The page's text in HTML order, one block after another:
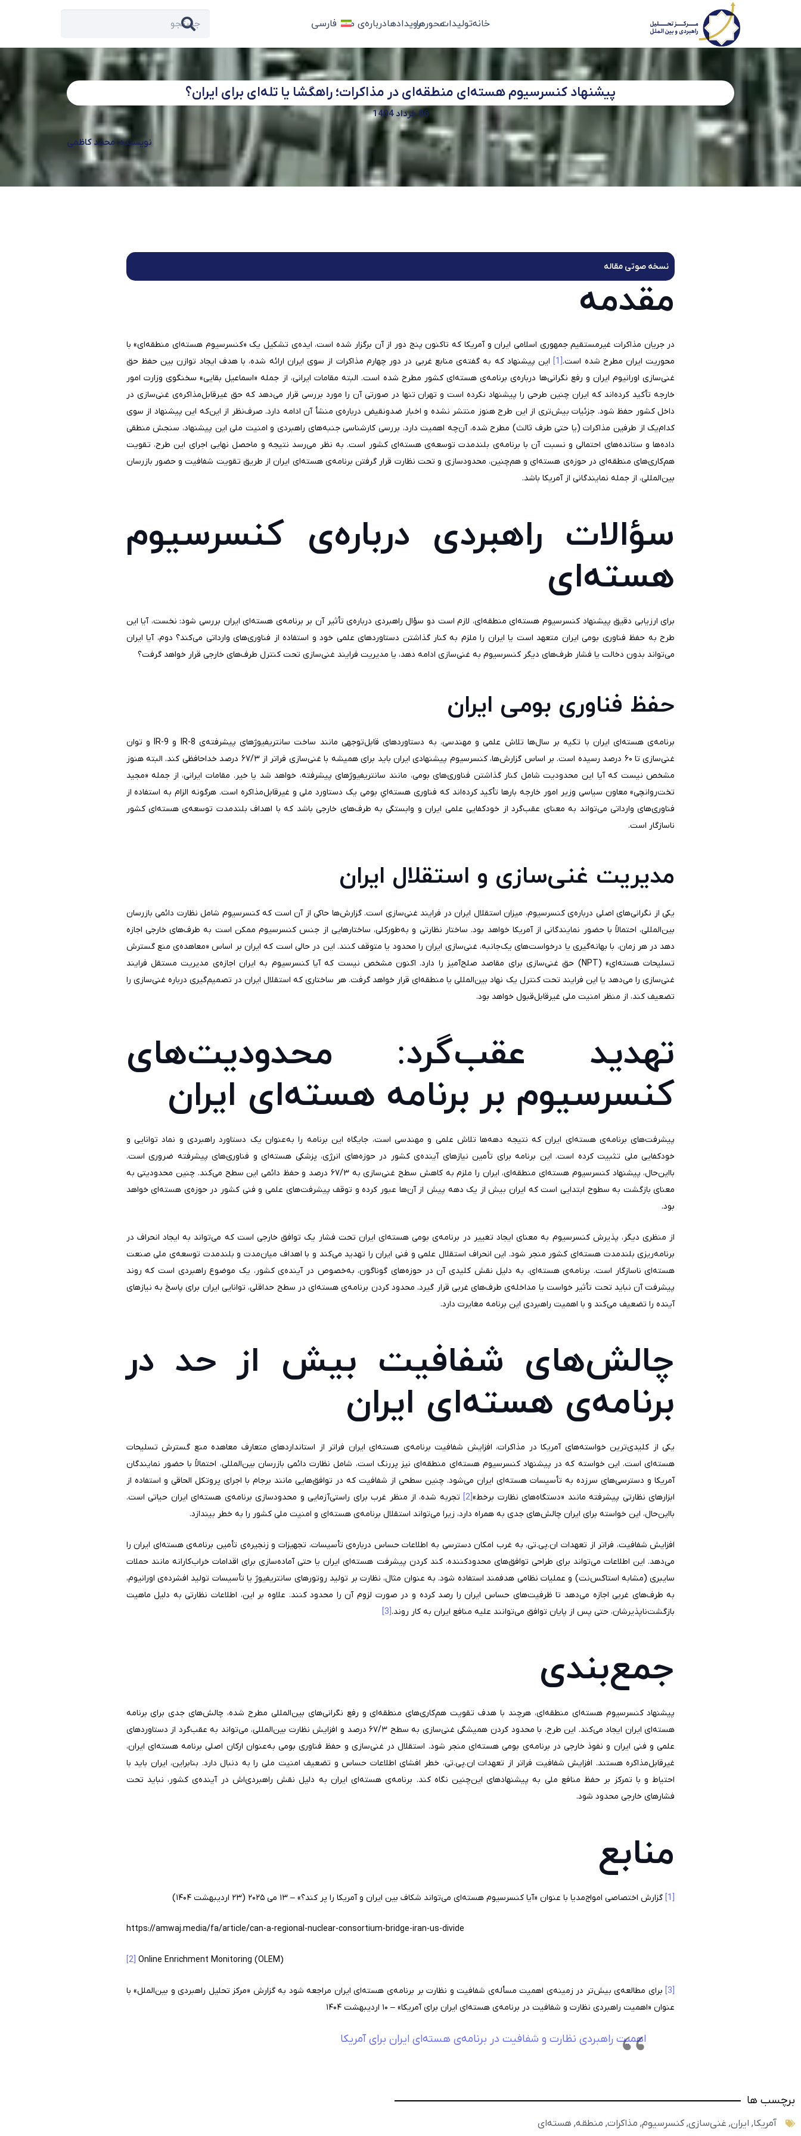
خانهتولیداتمحورهارویدادهادرباره‌ی ما فارسی
پیشنهاد کنسرسیوم هسته‌ای منطقه‌ای در مذاکرات؛ راهگشا یا تله‌ای برای ایران؟
06 خرداد 1404
نویسنده: محمد کاظمی
نسخه صوتی مقاله
مقدمه
در جریان مذاکرات غیرمستقیم جمهوری اسلامی ایران و آمریکا که تاکنون پنج دور از آن برگزار شده است، ایده‌ی تشکیل یک «کنسرسیوم هسته‌ای منطقه‌ای» با
محوریت ایران مطرح شده است.[1]
این پیشنهاد که به گفته‌ی منابع غربی در دور چهارم مذاکرات از سوی ایران ارائه شده، با هدف ایجاد توازن بین حفظ حق
غنی‌سازی اورانیوم ایران و رفع نگرانی‌ها درباره‌ی برنامه‌ی هسته‌ای کشور مطرح شده است. البته مقامات ایرانی، از جمله «اسماعیل بقایی» سخنگوی وزارت امور
خارجه تأکید کرده‌اند که ایران چنین طرحی را پیشنهاد نکرده است و تهران تنها در صورتی آن را مورد بررسی قرار می‌دهد که حق غیرقابل‌مذاکره‌ی غنی‌سازی در
داخل کشور حفظ شود. جزئیات بیش‌تری از این طرح هنوز منتشر نشده و اخبار ضدونقیض درباره‌ی منشأ آن ادامه دارد. صرف‌نظر از این‌که این پیشنهاد از سوی
کدام‌یک از طرفین مذاکرات (یا حتی طرف ثالث) مطرح شده، آن‌چه اهمیت دارد، بررسی کارشناسی جنبه‌های راهبردی و امنیت ملی این پیشنهاد، سنجش منطقی
داده‌ها و ستانده‌های احتمالی و نسبت آن با برنامه‌ی بلندمدت توسعه‌ی هسته‌ای کشور است. به نظر می‌رسد نتیجه و ماحصل نهایی اجرای این طرح، تقویت
هم‌کاری‌های منطقه‌ای در حوزه‌ی هسته‌ای و هم‌چنین، محدودسازی و تحت نظارت قرار گرفتن برنامه‌ی هسته‌ای ایران از طریق تقویت شفافیت و حضور بازرسان
بین‌المللی، از جمله نمایندگانی از آمریکا باشد.
سؤالات راهبردی درباره‌ی کنسرسیوم
هسته‌ای
برای ارزیابی دقیق پیشنهاد کنسرسیوم هسته‌ای منطقه‌ای، لازم است دو سؤال راهبردی درباره‌ی تأثیر آن بر برنامه‌ی هسته‌ای ایران بررسی شود: نخست، آیا این
طرح به حفظ فناوری بومی ایران متعهد است یا ایران را ملزم به کنار گذاشتن دستاوردهای علمی خود و استفاده از فناوری‌های وارداتی می‌کند؟ دوم، آیا ایران
می‌تواند بدون دخالت یا فشار طرف‌های دیگر کنسرسیوم به غنی‌سازی ادامه دهد، یا مدیریت فرایند غنی‌سازی تحت کنترل طرف‌های خارجی قرار خواهد گرفت؟
حفظ فناوری بومی ایران
برنامه‌ی هسته‌ای ایران با تکیه بر سال‌ها تلاش علمی و مهندسی، به دستاوردهای قابل‌توجهی مانند ساخت سانتریفیوژهای پیشرفته‌ی IR-8 و IR-9 و توان
غنی‌سازی تا
۶۰ درصد رسیده است. بر اساس گزارش‌ها، کنسرسیوم پیشنهادی ایران باید برای همیشه با غنی‌سازی فراتر از ۶۷/۳ درصد خداحافظی کند. البته هنوز
مشخص نیست که آیا این محدودیت شامل کنار گذاشتن فناوری‌های بومی، مانند سانتریفیوژهای پیشرفته، خواهد شد یا خیر. مقامات ایرانی، از جمله «مجید
تخت‌روانچی» معاون سیاسی وزیر امور خارجه بارها تأکید کرده‌اند که فناوری هسته‌ایِ بومی یک دستاورد ملی و غیرقابل‌مذاکره است. هرگونه الزام به استفاده از
فناوری‌های وارداتی می‌تواند به معنای عقب‌گرد از خودکفایی علمی ایران و وابستگی به طرف‌های خارجی باشد که با اهداف بلندمدت توسعه‌ی هسته‌ای کشور
ناسازگار است.
مدیریت غنی‌سازی و استقلال ایران
یکی از نگرانی‌های اصلی درباره‌ی کنسرسیوم، میزان استقلال ایران در فرایند غنی‌سازی است. گزارش‌ها حاکی از آن است که کنسرسیوم شامل نظارت دائمی بازرسان
بین‌المللی، احتمالاً با حضور نمایندگانی از آمریکا خواهد بود. ساختار نظارتی و به‌طورکلی، ساختارهایی از جنس کنسرسیوم ممکن است به طرف‌های خارجی اجازه
دهد در هر زمان، با بهانه‌گیری یا درخواست‌های یک‌جانبه، غنی‌سازی ایران را محدود یا متوقف کنند. این در حالی است که ایران بر اساس «معاهده‌ی منع گسترش
تسلیحات هسته‌ای» (NPT) حق غنی‌سازی برای مقاصد صلح‌آمیز را دارد. اکنون مشخص نیست که آیا کنسرسیوم به ایران اجازه‌ی مدیریت مستقل فرایند
غنی‌سازی را می‌دهد یا این فرایند تحت کنترل یک نهاد بین‌المللی یا منطقه‌ای قرار خواهد گرفت. هر ساختاری که استقلال ایران در تصمیم‌گیری درباره غنی‌سازی را
تضعیف کند، از منظر امنیت ملی غیرقابل‌قبول خواهد بود.
تهدید عقب‌گرد: محدودیت‌های
کنسرسیوم بر برنامه هسته‌ای ایران
پیشرفت‌های برنامه‌ی هسته‌ای ایران که نتیجه دهه‌ها تلاش علمی و مهندسی است، جایگاه این برنامه را به‌عنوان یک دستاورد راهبردی و نماد توانایی و
خودکفایی ملی تثبیت کرده است. این برنامه برای تأمین نیازهای آینده‌ی کشور در حوزه‌های انرژی، پزشکی هسته‌ای و فناوری‌های پیشرفته ضروری است.
بااین‌حال، پیشنهاد کنسرسیوم هسته‌ای منطقه‌ای، ایران را ملزم به کاهش سطح غنی‌سازی به ۶۷/۳ درصد و حفظ دائمی این سطح می‌کند. چنین محدودیتی به
معنای بازگشت به سطوح ابتدایی است که ایران بیش از یک دهه پیش از آن‌ها عبور کرده و توقف پیشرفت‌های علمی و فنی کشور در حوزه‌ی هسته‌ای خواهد
بود.
از منظری دیگر، پذیرش کنسرسیوم به معنای ایجاد تغییر در برنامه‌ی بومی هسته‌ای ایران تحت فشار یک توافق خارجی است که می‌تواند به ایجاد انحراف در
برنامه‌ریزی بلندمدت هسته‌ای کشور منجر شود. این انحراف استقلال علمی و فنی ایران را تهدید می‌کند و با اهداف میان‌مدت و بلندمدت توسعه‌ی ملی صنعت
هسته‌ای ناسازگار است. برنامه‌ی هسته‌ای، به دلیل نقش کلیدی آن در حوزه‌های گوناگون، به‌خصوص در آینده‌ی کشور، یک موضوع راهبردی است که روند
پیشرفت آن نباید تحت تأثیر خواست یا مداخله‌ی طرف‌های غربی قرار گیرد. محدود کردن برنامه‌ی هسته‌ای در سطح حداقلی، توانایی ایران برای پاسخ به نیازهای
آینده را تضعیف می‌کند و با اهمیت راهبردی این برنامه مغایرت دارد.
چالش‌های شفافیت بیش از حد در
برنامه‌ی هسته‌ای ایران
یکی از کلیدی‌ترین خواسته‌های آمریکا در مذاکرات، افزایش شفافیت برنامه‌ی هسته‌ای ایران فراتر از استانداردهای متعارف معاهده منع گسترش تسلیحات
هسته‌ای است. این خواسته که در پیشنهاد کنسرسیوم هسته‌ای منطقه‌ای نیز پررنگ است، شامل نظارت دائمی بازرسان بین‌المللی، احتمالاً با حضور نمایندگان
آمریکا و دسترسی‌های سرزده به تأسیسات هسته‌ای ایران می‌شود. چنین سطحی از شفافیت که در توافق‌هایی مانند برجام با اجرای پروتکل الحاقی و استفاده از
ابزارهای نظارتی پیشرفته مانند «دستگاه‌های نظارت برخط»[2]
تجربه شده، از منظر غرب برای راستی‌آزمایی و محدودسازی برنامه‌ی هسته‌ای ایران حیاتی است.
بااین‌حال، این خواسته برای ایران چالش‌های جدی به همراه دارد، زیرا می‌تواند استقلال برنامه‌ی هسته‌ای و امنیت ملی کشور را به خطر بیندازد.
افزایش شفافیت، فراتر از تعهدات ان.پی.تی، به غرب امکان دسترسی به اطلاعات حساس درباره‌ی تأسیسات، تجهیزات و زنجیره‌ی تأمین برنامه‌ی هسته‌ای ایران را
می‌دهد. این اطلاعات می‌تواند برای طراحی توافق‌های محدودکننده، کند کردن پیشرفت هسته‌ای ایران یا حتی آماده‌سازی برای اقدامات خراب‌کارانه مانند حملات
سایبری (مشابه استاکس‌نت) و عملیات نظامی هدفمند استفاده شود. به عنوان مثال، نظارت بر تولید روتورهای سانتریفیوژ یا تأسیسات تولید افشرده‌ی اورانیوم،
به طرف‌های غربی اجازه می‌دهد تا ظرفیت‌های حساس ایران را رصد کرده و در صورت لزوم آن را محدود کنند. علاوه بر این، اطلاعات نظارتی به دلیل ماهیت
بازگشت‌ناپذیرشان، حتی پس از پایان توافق می‌توانند علیه منافع ایران به کار روند.[3]
جمع‌بندی
پیشنهاد کنسرسیوم هسته‌ای منطقه‌ای، هرچند با هدف تقویت هم‌کاری‌های منطقه‌ای و رفع نگرانی‌های بین‌المللی مطرح شده، چالش‌های جدی برای برنامه
هسته‌ای ایران ایجاد می‌کند. این طرح، با محدود کردن همیشگی غنی‌سازی به سطح ۶۷/۳ درصد و افزایش نظارت بین‌المللی، می‌تواند به عقب‌گرد از دستاوردهای
علمی و فنی ایران و نفوذ خارجی در برنامه‌ی بومی هسته‌ای منجر شود. استقلال در غنی‌سازی و حفظ فناوری بومی به‌عنوان ارکان اصلی برنامه هسته‌ای ایران،
غیرقابل‌مذاکره هستند. افزایش شفافیت فراتر از تعهدات ان.پی.تی، خطر افشای اطلاعات حساس و تضعیف امنیت ملی را به دنبال دارد. بنابراین، ایران باید با
احتیاط و با تمرکز بر حفظ منافع ملی به پیشنهادهای این‌چنین نگاه کند. برنامه‌ی هسته‌ای ایران به دلیل نقش راهبردی‌اش در آینده‌ی کشور، نباید تحت
فشارهای خارجی محدود شود.
منابع
[1] گزارش اختصاصی امواج‌مدیا با عنوان «آیا کنسرسیوم هسته‌ای می‌تواند شکاف بین ایران و آمریکا را پر کند؟» – ۱۳ می ۲۰۲۵ (۲۳ اردیبهشت ۱۴۰۴)
https://amwaj.media/fa/article/can-a-regional-nuclear-consortium-bridge-iran-us-divide
[2] Online Enrichment Monitoring (OLEM)
[3]
برای مطالعه‌ی بیش‌تر در زمینه‌ی اهمیت مسأله‌ی شفافیت و نظارت بر برنامه‌ی هسته‌ای ایران مراجعه شود به گزارش «مرکز تحلیل راهبردی و بین‌الملل» با
عنوان «اهمیت راهبردی نظارت و شفافیت در برنامه‌ی هسته‌ای ایران برای آمریکا» – ۱۰ اردیبهشت ۱۴۰۴
اهمیت راهبردی نظارت و شفافیت در برنامه‌ی هسته‌ای ایران برای آمریکا
برچسب ها
آمریکا, ایران, غنی‌سازی, کنسرسیوم, مذاکرات, منطقه, هسته‌ای